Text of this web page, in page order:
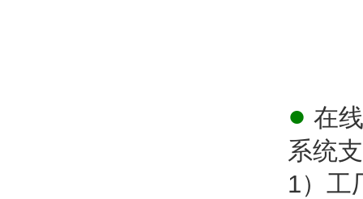
● 在
系统
1）工